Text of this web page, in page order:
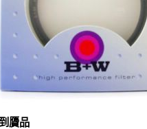
贗品